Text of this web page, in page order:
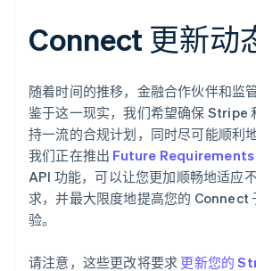
Connect 更新动
随着时间的推移，金融合作伙伴和监
鉴于这一现实，我们希望确保 Stripe
持一流的合规计划，同时尽可能顺利
我们正在推出 Future Requirements
API 功能，可以让您更加顺畅地适应
求，并最大限度地提高您的 Connect
验。
请注意，这些更改将要求 更新您的